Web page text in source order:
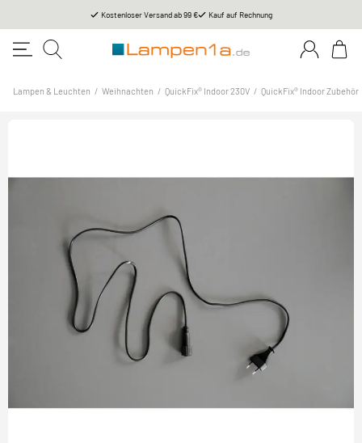
Kostenloser Versand ab 99 € Kauf auf Rechnung
Lampen & Leuchten / Weihnachten / QuickFix® Indoor 230V / QuickFix® Indoor Zubehör